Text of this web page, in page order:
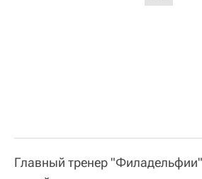
Главный тренер